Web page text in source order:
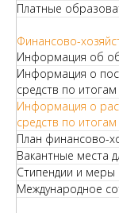
Платные
Финансово-
Информация об
Информация о
средств по
Информация о
средств по
План финансово-
Вакантные места
Стипендии и меры
Международное